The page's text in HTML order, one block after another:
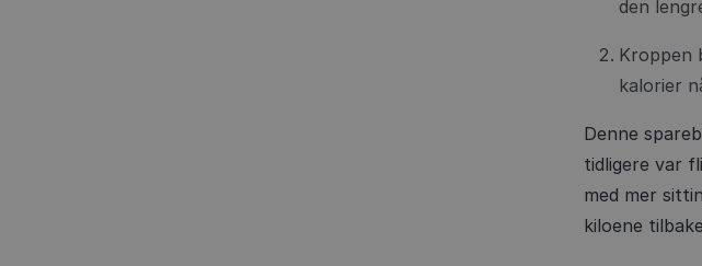
den
Kroppen
kalorier
Denne
tidligere var
med mer
kiloene